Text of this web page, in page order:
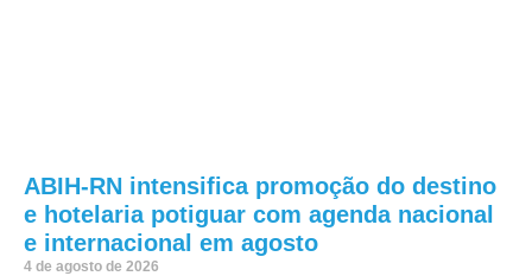
ABIH-RN intensifica promoção do destino
e hotelaria potiguar com agenda nacional
e internacional em agosto
4 de agosto de 2026